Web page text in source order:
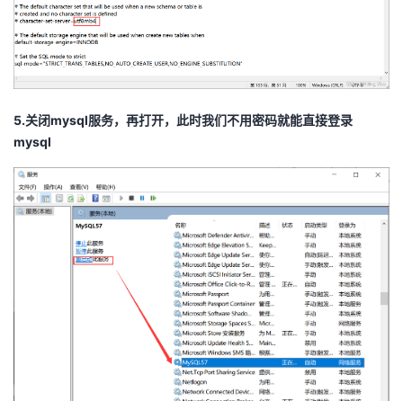
5.关闭mysql服务，再打开，此时我们不用密码就能直接登录
mysql